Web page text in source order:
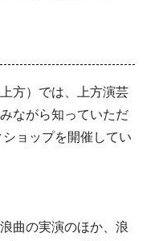
方）では、上方演芸
ながら知っていただ
ョップを開催してい
曲の実演のほか、浪